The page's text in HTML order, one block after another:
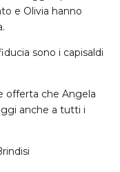
e Olivia hanno
sono i capisaldi
offerta che Angela
anche a tutti i